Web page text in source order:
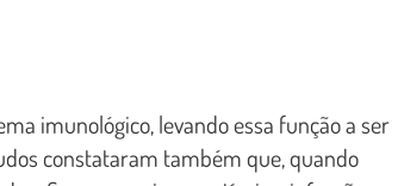
imunológico, levando essa função a ser
constataram também que, quando